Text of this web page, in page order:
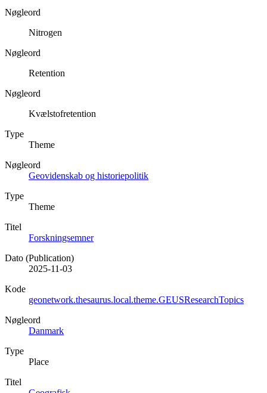
Nøgleord
Nitrogen
Nøgleord
Retention
Nøgleord
Kvælstofretention
Type
Theme
Nøgleord
Geovidenskab og historiepolitik
Type
Theme
Titel
Forskningsemner
Dato (Publication)
2025-11-03
Kode
geonetwork.thesaurus.local.theme.GEUSResearchTopics
Nøgleord
Danmark
Type
Place
Titel